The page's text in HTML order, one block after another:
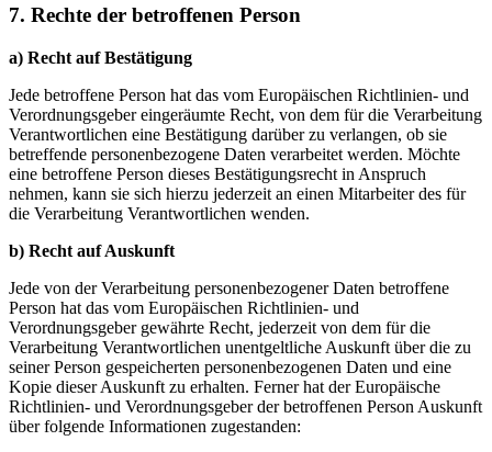
7. Rechte der betroffenen Person
a) Recht auf Bestätigung
Jede betroffene Person hat das vom Europäischen Richtlinien- und
Verordnungsgeber eingeräumte Recht, von dem für die Verarbeitung
Verantwortlichen eine Bestätigung darüber zu verlangen, ob sie
betreffende personenbezogene Daten verarbeitet werden. Möchte
eine betroffene Person dieses Bestätigungsrecht in Anspruch
nehmen, kann sie sich hierzu jederzeit an einen Mitarbeiter des für
die Verarbeitung Verantwortlichen wenden.
b) Recht auf Auskunft
Jede von der Verarbeitung personenbezogener Daten betroffene
Person hat das vom Europäischen Richtlinien- und
Verordnungsgeber gewährte Recht, jederzeit von dem für die
Verarbeitung Verantwortlichen unentgeltliche Auskunft über die zu
seiner Person gespeicherten personenbezogenen Daten und eine
Kopie dieser Auskunft zu erhalten. Ferner hat der Europäische
Richtlinien- und Verordnungsgeber der betroffenen Person Auskunft
über folgende Informationen zugestanden: